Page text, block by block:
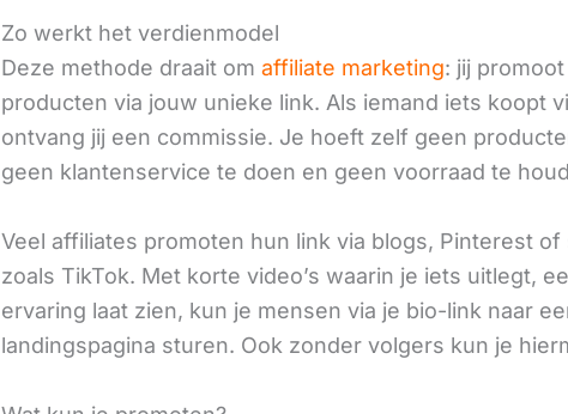
Zo werkt het verdienmodel
Deze methode draait om affiliate marketing: jij
producten via jouw unieke link. Als iemand iets koopt
ontvang jij een commissie. Je hoeft zelf geen
geen klantenservice te doen en geen voorraad te
Veel affiliates promoten hun link via blogs, Pinterest of
zoals TikTok. Met korte video’s waarin je iets uitlegt,
ervaring laat zien, kun je mensen via je bio-link naar
landingspagina sturen. Ook zonder volgers kun je